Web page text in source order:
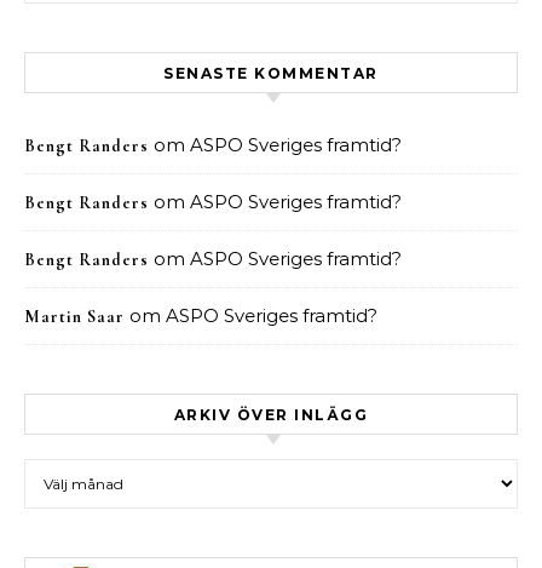
SENASTE KOMMENTAR
Bengt Randers om ASPO Sveriges framtid?
Bengt Randers om ASPO Sveriges framtid?
Bengt Randers om ASPO Sveriges framtid?
Martin Saar om ASPO Sveriges framtid?
ARKIV ÖVER INLÄGG